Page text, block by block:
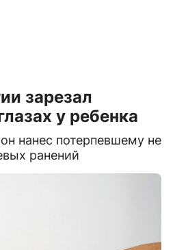
зарезал
у ребенка
нанес потерпевшему не
ранений